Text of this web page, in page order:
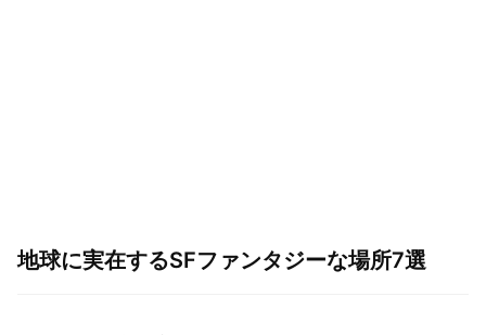
地球に実在するSFファンタジーな場所7選